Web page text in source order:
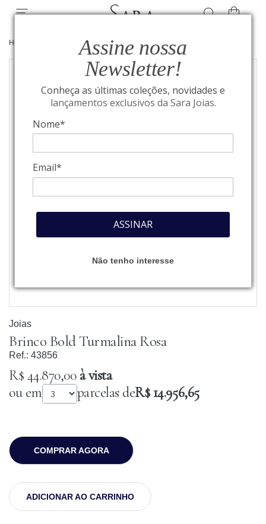
Assine nossa
Newsletter!
Conheça as últimas coleções, novidades e
lançamentos exclusivos da Sara Joias.
Nome*
Email*
ASSINAR
Não tenho interesse
HOME COLEÇÃO BOLD/JOIAS
Joias
Brinco Bold Turmalina Rosa
Ref.: 43856
R$ 44.870,00à vista
ou em
parcelas deR$ 14.956,65
COMPRAR AGORA
ADICIONAR AO CARRINHO